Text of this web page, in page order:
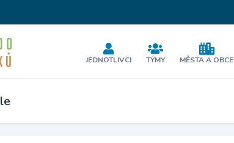
JEDNOTLIVCI TÝMY MĚSTA A OBCE